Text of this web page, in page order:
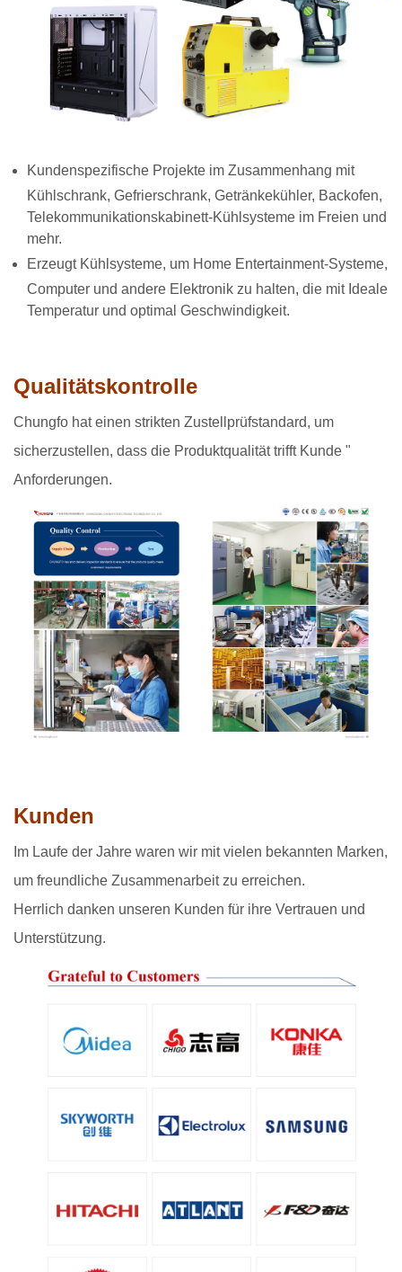
Kundenspezifische Projekte im Zusammenhang mit
Kühlschrank, Gefrierschrank, Getränkekühler, Backofen,
Telekommunikationskabinett-Kühlsysteme im Freien und
mehr.
Erzeugt Kühlsysteme, um Home Entertainment-Systeme,
Computer und andere Elektronik zu halten, die mit Ideale
Temperatur und optimal Geschwindigkeit.
Qualitätskontrolle
Chungfo hat einen strikten Zustellprüfstandard, um
sicherzustellen, dass die Produktqualität trifft Kunde "
Anforderungen.
Kunden
Im Laufe der Jahre waren wir mit vielen bekannten Marken,
um freundliche Zusammenarbeit zu erreichen.
Herrlich danken unseren Kunden für ihre Vertrauen und
Unterstützung.